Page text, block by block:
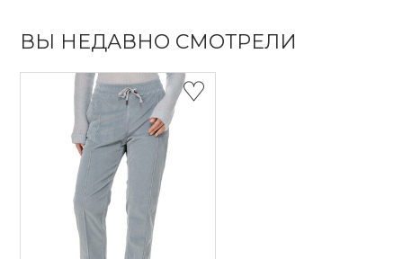
ВЫ НЕДАВНО СМОТРЕЛИ